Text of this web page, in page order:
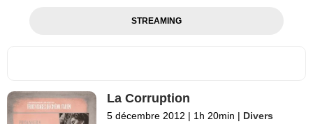
STREAMING
La Corruption
5 décembre 2012 | 1h 20min | Divers